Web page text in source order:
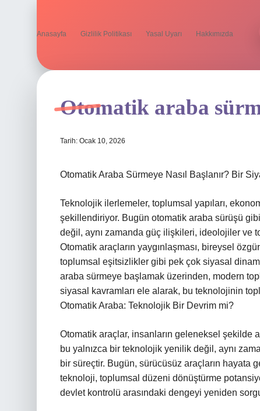
Anasayfa Gizlilik Politikası Yasal Uyarı Hakkımızda
Otomatik araba
Tarih: Ocak 10, 2026
Otomatik Araba Sürmeye Nasıl Başlanır? Bir
Teknolojik ilerlemeler, toplumsal yapıları,
şekillendiriyor. Bugün otomatik araba sürüşü
değil, aynı zamanda güç ilişkileri, ideolojiler ve
Otomatik araçların yaygınlaşması, bireysel
toplumsal eşitsizlikler gibi pek çok siyasal
araba sürmeye başlamak üzerinden, modern
siyasal kavramları ele alarak, bu teknolojinin
Otomatik Araba: Teknolojik Bir Devrim mi?
Otomatik araçlar, insanların geleneksel şekilde
bu yalnızca bir teknolojik yenilik değil, aynı
bir süreçtir. Bugün, sürücüsüz araçların hayata
teknoloji, toplumsal düzeni dönüştürme
devlet kontrolü arasındaki dengeyi yeniden